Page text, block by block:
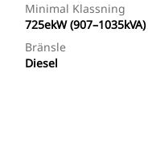
Minimal Klassning
725ekW (907–1035kVA)
Bränsle
Diesel